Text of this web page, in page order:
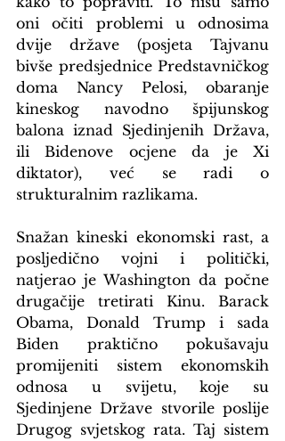
oni očiti problemi u odnosima
dvije države (posjeta Tajvanu
bivše predsjednice Predstavničkog
doma Nancy Pelosi, obaranje
kineskog navodno špijunskog
balona iznad Sjedinjenih Država,
ili Bidenove ocjene da je Xi
diktator), već se radi o
strukturalnim razlikama.
Snažan kineski ekonomski rast, a
posljedično vojni i politički,
natjerao je Washington da počne
drugačije tretirati Kinu. Barack
Obama, Donald Trump i sada
Biden praktično pokušavaju
promijeniti sistem ekonomskih
odnosa u svijetu, koje su
Sjedinjene Države stvorile poslije
Drugog svjetskog rata. Taj sistem